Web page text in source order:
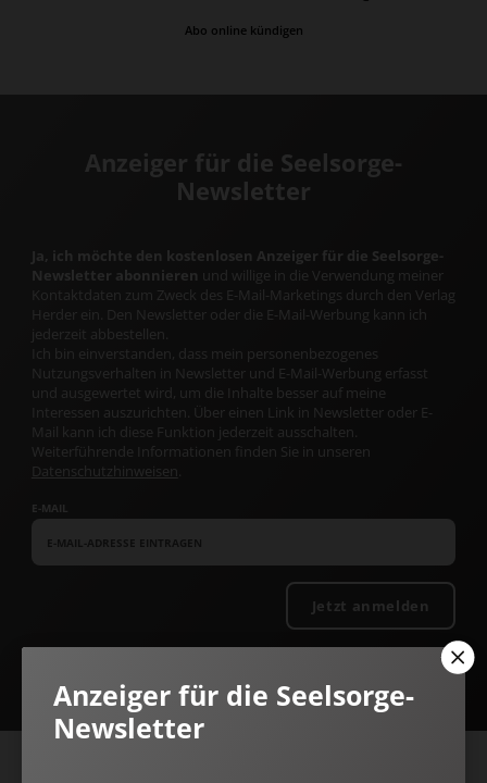
Abo online kündigen
Anzeiger für die Seelsorge-
Newsletter
Ja, ich möchte den kostenlosen Anzeiger für die Seelsorge-
Newsletter abonnieren und willige in die Verwendung meiner
Kontaktdaten zum Zweck des E-Mail-Marketings durch den Verlag
Herder ein. Den Newsletter oder die E-Mail-Werbung kann ich
jederzeit abbestellen.
Ich bin einverstanden, dass mein personenbezogenes
Nutzungsverhalten in Newsletter und E-Mail-Werbung erfasst
und ausgewertet wird, um die Inhalte besser auf meine
Interessen auszurichten. Über einen Link in Newsletter oder E-
Mail kann ich diese Funktion jederzeit ausschalten.
Weiterführende Informationen finden Sie in unseren
Datenschutzhinweisen
E-MAIL
Jetzt anmelden
Anzeiger für die Seelsorge-
Newsletter